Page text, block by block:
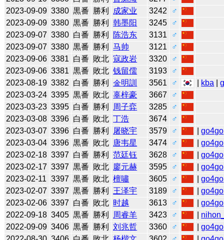
2023-09-09 3380 黒番 勝利 成家业 3242
♂
2023-09-09 3380 黒番 勝利 韩墨阳 3245
♂
2023-09-07 3380 白番 勝利 陈浩东 3131
♂
2023-09-07 3380 黒番 勝利 马帅 3121
♂
2023-09-06 3381 白番 敗北 寇政岩 3320
♂
2023-09-06 3381 黒番 敗北 钱留儒 3193
♂
2023-08-19 3382 白番 勝利 金明訓 3561 ♂ kba |
2023-03-24 3395 黒番 敗北 辜梓豪 3667
♂
2023-03-23 3395 白番 勝利 周子弈 3285
♂
2023-03-08 3396 白番 敗北 丁浩 3674
♂
2023-03-07 3396 白番 勝利 屠晓宇 3579 ♂ |go4go
2023-03-04 3396 黒番 敗北 唐韦星 3474 ♂ |go4go
2023-02-18 3397 白番 勝利 范廷钰 3628 ♂ |go4go
2023-02-17 3397 黒番 敗北 廖元赫 3595 ♂ |go4go
2023-02-11 3397 黒番 敗北 檀嘯 3605 ♂ |go4go
2023-02-07 3397 黒番 勝利 王泽宇 3189 ♂ |go4go
2023-02-06 3397 白番 敗北 时越 3613 ♂ |go4go
2022-09-18 3405 黒番 勝利 周睿羊 3423 ♂
2022-09-09 3406 黒番 勝利 刘兆哲 3360 ♂ |go4go